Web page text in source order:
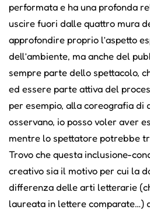
performata e ha una profonda
uscire fuori dalle quattro mura
approfondire proprio l’aspetto
dell’ambiente, ma anche del
sempre parte dello spettacolo,
ed essere parte attiva del
per esempio, alla coreografia di
osservano, io posso voler aver
mentre lo spettatore potrebbe
Trovo che questa inclusione-
creativo sia il motivo per cui la
differenza delle arti letterarie
laureata in lettere comparate…)